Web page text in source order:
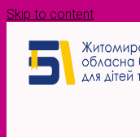
Skip to content